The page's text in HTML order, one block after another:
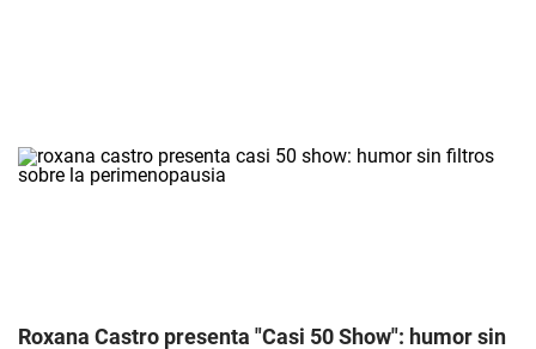
Roxana Castro presenta "Casi 50 Show": humor sin